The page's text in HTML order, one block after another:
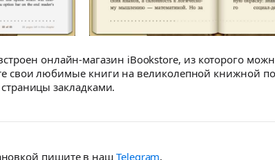
онлайн-магазин iBookstore, из которого
свои любимые книги на великолепной книжной
закладками.
пишите в нашTelegram.